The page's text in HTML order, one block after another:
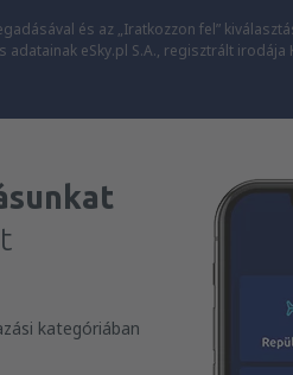
és az „Iratkozzon fel”
eSky.pl S.A., regisztrált irodája
kategóriában